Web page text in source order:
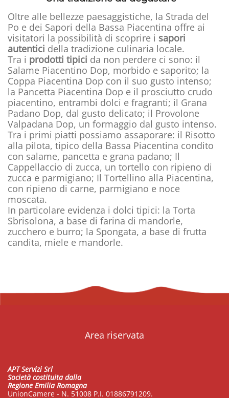
Oltre alle bellezze paesaggistiche, la Strada del
Po e dei Sapori della Bassa Piacentina offre ai
visitatori la possibilità di scoprire i sapori
autentici della tradizione culinaria locale.
Tra i prodotti tipici da non perdere ci sono: il
Salame Piacentino Dop, morbido e saporito; la
Coppa Piacentina Dop con il suo gusto intenso;
la Pancetta Piacentina Dop e il prosciutto crudo
piacentino, entrambi dolci e fragranti; il Grana
Padano Dop, dal gusto delicato; il Provolone
Valpadana Dop, un formaggio dal gusto intenso.
Tra i primi piatti possiamo assaporare: il Risotto
alla pilota, tipico della Bassa Piacentina condito
con salame, pancetta e grana padano; Il
Cappellaccio di zucca, un tortello con ripieno di
zucca e parmigiano; Il Tortellino alla Piacentina,
con ripieno di carne, parmigiano e noce
moscata.
In particolare evidenza i dolci tipici: la Torta
Sbrisolona, a base di farina di mandorle,
zucchero e burro; la Spongata, a base di frutta
candita, miele e mandorle.
APT Servizi Srl
Società costituita dalla
Regione Emilia Romagna
UnionCamere - N. 51008 P.I. 01886791209.
Area riservata